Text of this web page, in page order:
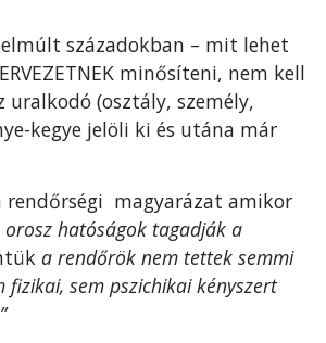
elmúlt századokban – mit lehet
minősíteni, nem kell
uralkodó (osztály, személy,
kegye jelöli ki és utána már
rendőrségi magyarázat amikor
orosz hatóságok tagadják a
a rendőrök nem tettek semmi
fizikai, sem pszichikai kényszert